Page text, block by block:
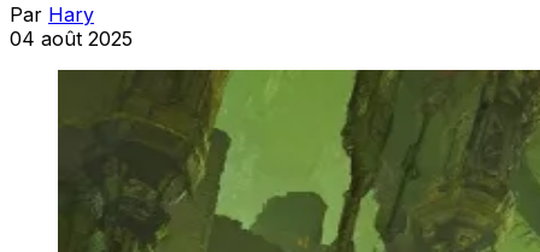
Par Hary
04 août 2025